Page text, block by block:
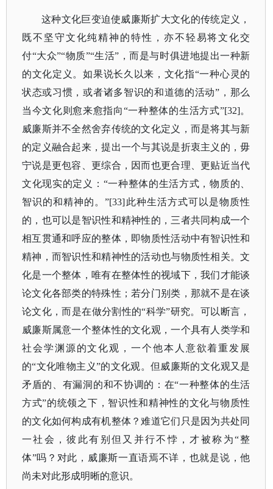
这种文化巨变迫使威廉斯扩大文化的传统定义，
既不坚守文化纯精神的特性，亦不轻易将文化交
付“大众”“物质”“生活”，而是与时俱进地提出一种新
的文化定义。如果说长久以来，文化指“一种心灵的
状态或习惯，或者诸多智识的和道德的活动”，那么
当今文化则愈来愈指向“一种整体的生活方式”[32]。
威廉斯并不全然舍弃传统的文化定义，而是将其与新
的定义融合起来，提出一个与其说是折衷主义的，毋
宁说是更包容、更综合，因而也更合理、更贴近当代
文化现实的定义：“一种整体的生活方式，物质的、
智识的和精神的。”[33]此种生活方式可以是物质性
的，也可以是智识性和精神性的，三者共同构成一个
相互贯通和呼应的整体，即物质性活动中有智识性和
精神，而智识性和精神性的活动也与物质性相关。文
化是一个整体，唯有在整体性的视域下，我们才能谈
论文化各部类的特殊性；若分门别类，那就不是在谈
论文化，而是在做分割性的“科学”研究。可以断言，
威廉斯属意一个整体性的文化观，一个具有人类学和
社会学渊源的文化观，一个他本人意欲着重发展
的“文化唯物主义”的文化观。但威廉斯的文化观又是
矛盾的、有漏洞的和不协调的：在“一种整体的生活
方式”的统领之下，智识性和精神性的文化与物质性
的文化如何构成有机整体？难道它们只是因为共处同
一社会，彼此有别但又并行不悖，才被称为“整
体”吗？对此，威廉斯一直语焉不详，也就是说，他
尚未对此形成明晰的意识。